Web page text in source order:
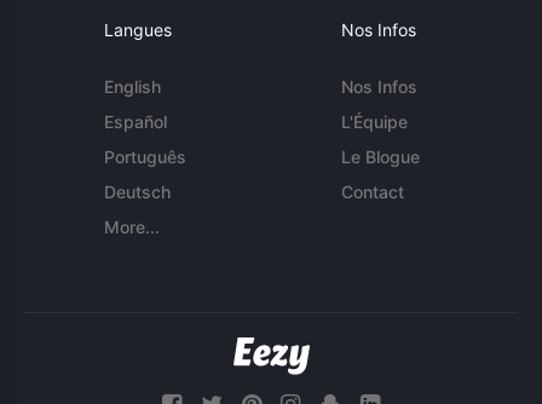
Langues
English
Español
Português
Deutsch
More...
Nos Infos
Nos Infos
L'Équipe
Le Blogue
Contact